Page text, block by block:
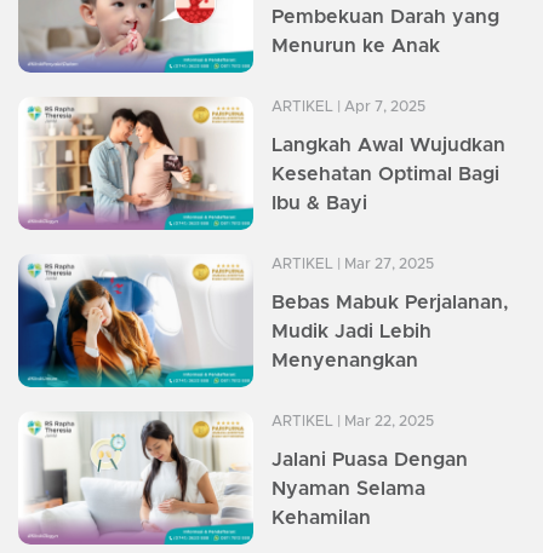
Pembekuan Darah yang
Menurun ke Anak
ARTIKEL | Apr 7, 2025
Langkah Awal Wujudkan
Kesehatan Optimal Bagi
Ibu & Bayi
ARTIKEL | Mar 27, 2025
Bebas Mabuk Perjalanan,
Mudik Jadi Lebih
Menyenangkan
ARTIKEL | Mar 22, 2025
Jalani Puasa Dengan
Nyaman Selama
Kehamilan